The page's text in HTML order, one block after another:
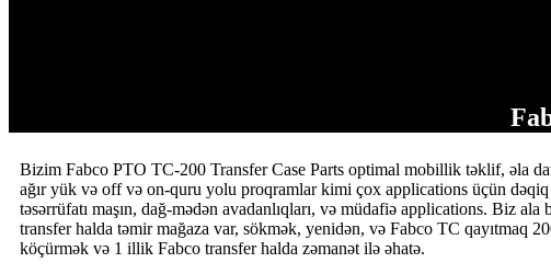
Bizim Fabco PTO TC-200 Transfer Case Parts optimal mobillik təklif, əla
ağır yük və off və on-quru yolu proqramlar kimi çox applications üçün
təsərrüfatı maşın, dağ-mədən avadanlıqları, və müdafiə applications. Biz
transfer halda təmir mağaza var, sökmək, yenidən, və Fabco TC qayıtmaq
köçürmək və 1 illik Fabco transfer halda zəmanət ilə əhatə.